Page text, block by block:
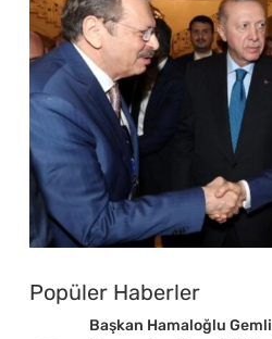
Popüler Haberler
Başkan Hamaloğlu